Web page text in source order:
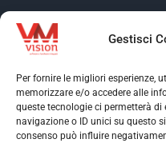
Gestisci
Per fornire le migliori esperienze,
memorizzare e/o accedere alle
queste tecnologie ci permetterà
navigazione o ID unici su questo
consenso può influire
Toggle
Navigation
Profilo aziendale
Toggle